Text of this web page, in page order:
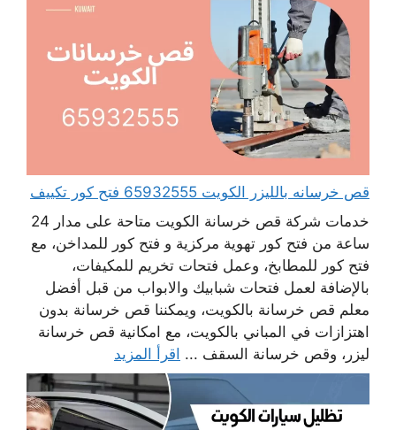
قص خرسانه بالليزر الكويت 65932555 فتح كور تكييف
خدمات شركة قص خرسانة الكويت متاحة على مدار 24
ساعة من فتح كور تهوية مركزية و فتح كور للمداخن، مع
فتح كور للمطابخ، وعمل فتحات تخريم للمكيفات،
بالإضافة لعمل فتحات شبابيك والابواب من قبل أفضل
معلم قص خرسانة بالكويت، ويمكننا قص خرسانة بدون
اهتزازات في المباني بالكويت، مع امكانية قص خرسانة
ليزر، وقص خرسانة السقف ... اقرأ المزيد